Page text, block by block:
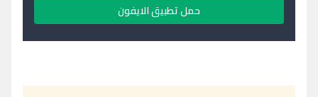
حمل تطبيق الايفون